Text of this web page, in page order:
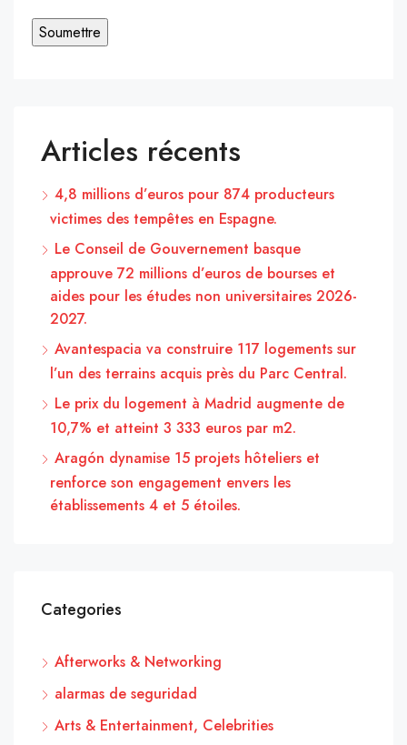
Articles récents
4,8 millions d’euros pour 874 producteurs
victimes des tempêtes en Espagne.
Le Conseil de Gouvernement basque
approuve 72 millions d’euros de bourses et
aides pour les études non universitaires 2026-
2027.
Avantespacia va construire 117 logements sur
l’un des terrains acquis près du Parc Central.
Le prix du logement à Madrid augmente de
10,7% et atteint 3 333 euros par m2.
Aragón dynamise 15 projets hôteliers et
renforce son engagement envers les
établissements 4 et 5 étoiles.
Categories
Afterworks & Networking
alarmas de seguridad
Arts & Entertainment, Celebrities